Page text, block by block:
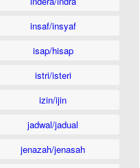
insaf/insyaf
isap/hisap
istri/isteri
izin/ijin
jadwal/jadual
jenazah/jenasah